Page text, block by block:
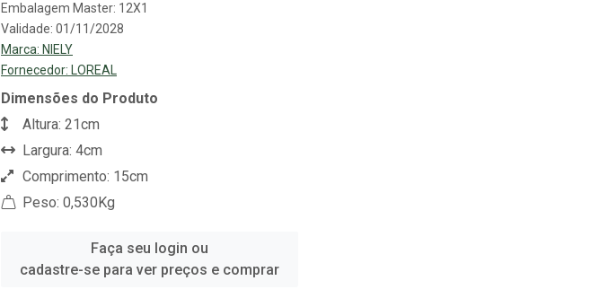
Embalagem Master: 12X1
Validade: 01/11/2028
Marca: NIELY
Fornecedor:
LOREAL
Dimensões do Produto
Altura: 21cm
Largura: 4cm
Comprimento: 15cm
Peso: 0,530Kg
Faça seu login ou
cadastre-se para ver preços e comprar